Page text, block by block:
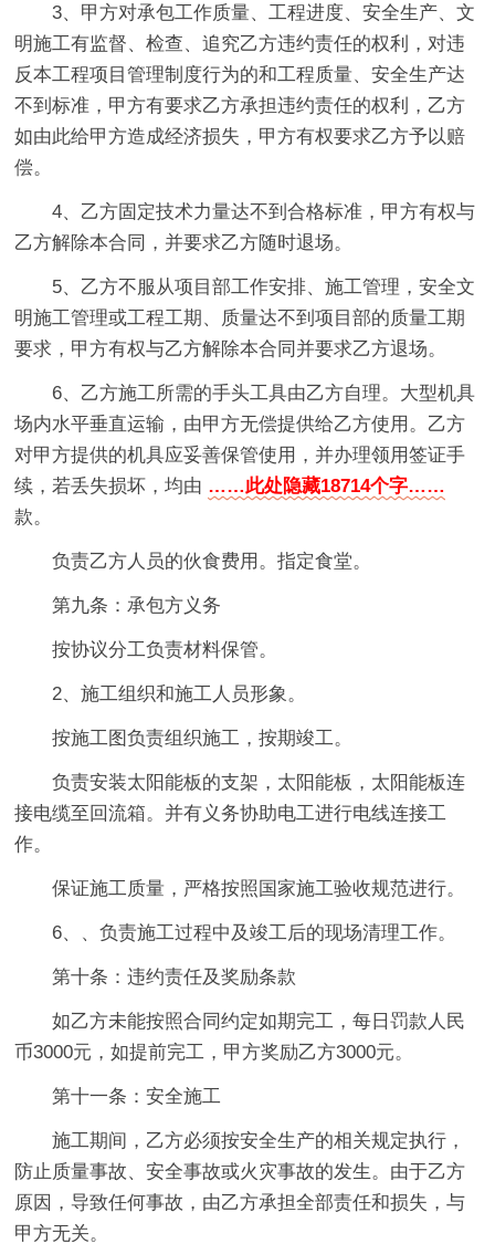
3、甲方对承包工作质量、工程进度、安全生产、文
明施工有监督、检查、追究乙方违约责任的权利，对违
反本工程项目管理制度行为的和工程质量、安全生产达
不到标准，甲方有要求乙方承担违约责任的权利，乙方
如由此给甲方造成经济损失，甲方有权要求乙方予以赔
偿。
4、乙方固定技术力量达不到合格标准，甲方有权与
乙方解除本合同，并要求乙方随时退场。
5、乙方不服从项目部工作安排、施工管理，安全文
明施工管理或工程工期、质量达不到项目部的质量工期
要求，甲方有权与乙方解除本合同并要求乙方退场。
6、乙方施工所需的手头工具由乙方自理。大型机具
场内水平垂直运输，由甲方无偿提供给乙方使用。乙方
对甲方提供的机具应妥善保管使用，并办理领用签证手
续，若丢失损坏，均由 ……此处隐藏18714个字……
款。
负责乙方人员的伙食费用。指定食堂。
第九条：承包方义务
按协议分工负责材料保管。
2、施工组织和施工人员形象。
按施工图负责组织施工，按期竣工。
负责安装太阳能板的支架，太阳能板，太阳能板连
接电缆至回流箱。并有义务协助电工进行电线连接工
作。
保证施工质量，严格按照国家施工验收规范进行。
6、、负责施工过程中及竣工后的现场清理工作。
第十条：违约责任及奖励条款
如乙方未能按照合同约定如期完工，每日罚款人民
币3000元，如提前完工，甲方奖励乙方3000元。
第十一条：安全施工
施工期间，乙方必须按安全生产的相关规定执行，
防止质量事故、安全事故或火灾事故的发生。由于乙方
原因，导致任何事故，由乙方承担全部责任和损失，与
甲方无关。